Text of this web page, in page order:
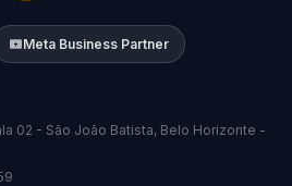
Meta Business Partner
02 - São João Batista, Belo Horizonte -